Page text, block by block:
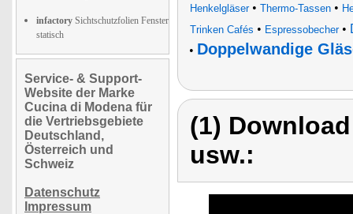
infactory Sichtschutzfolien Fenster
statisch
Service- & Support-
Website der Marke
Cucina di Modena für
die Vertriebsgebiete
Deutschland,
Österreich und
Schweiz
Datenschutz
Impressum
Henkelgläser• Thermo-Tassen •
Trinken Cafés • Espressobecher•
• Doppelwandige
(1)
usw.: